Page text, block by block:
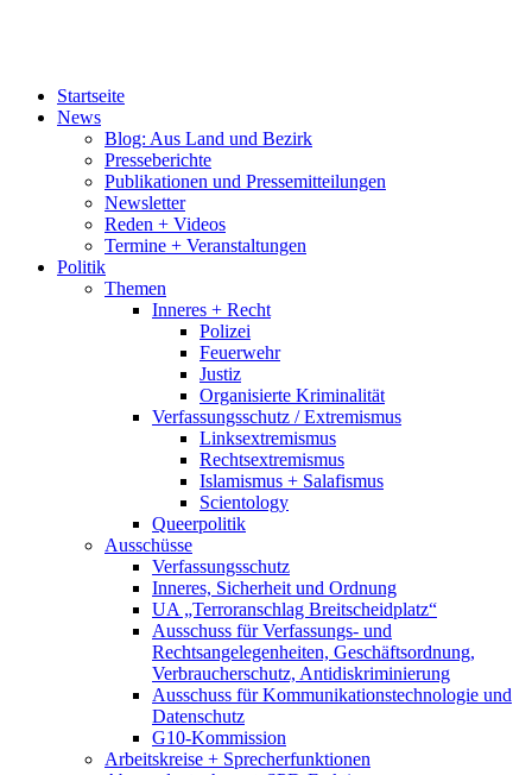
Startseite
News
Blog: Aus Land und Bezirk
Presseberichte
Publikationen und Pressemitteilungen
Newsletter
Reden + Videos
Termine + Veranstaltungen
Politik
Themen
Inneres + Recht
Polizei
Feuerwehr
Justiz
Organisierte Kriminalität
Verfassungsschutz / Extremismus
Linksextremismus
Rechtsextremismus
Islamismus + Salafismus
Scientology
Queerpolitik
Ausschüsse
Verfassungsschutz
Inneres, Sicherheit und Ordnung
UA „Terroranschlag Breitscheidplatz“
Ausschuss für Verfassungs- und
Rechtsangelegenheiten, Geschäftsordnung,
Verbraucherschutz, Antidiskriminierung
Ausschuss für Kommunikationstechnologie und
Datenschutz
G10-Kommission
Arbeitskreise + Sprecherfunktionen